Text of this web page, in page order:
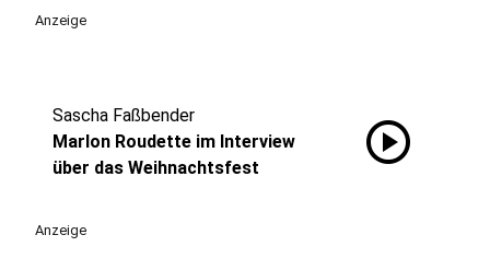
Anzeige
Sascha Faßbender
Marlon Roudette im Interview
über das Weihnachtsfest
play_circle
Anzeige